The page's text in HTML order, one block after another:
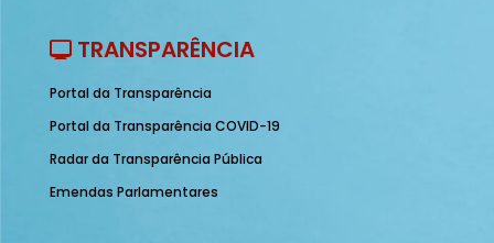
TRANSPARÊNCIA
Portal da Transparência
Portal da Transparência COVID-19
Radar da Transparência Pública
Emendas Parlamentares